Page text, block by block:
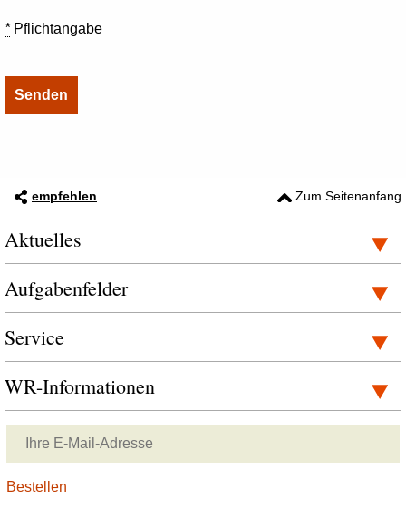
*Pflichtangabe
empfehlen Zum Seitenanfang
Aktuelles
Aufgabenfelder
Service
WR-Informationen